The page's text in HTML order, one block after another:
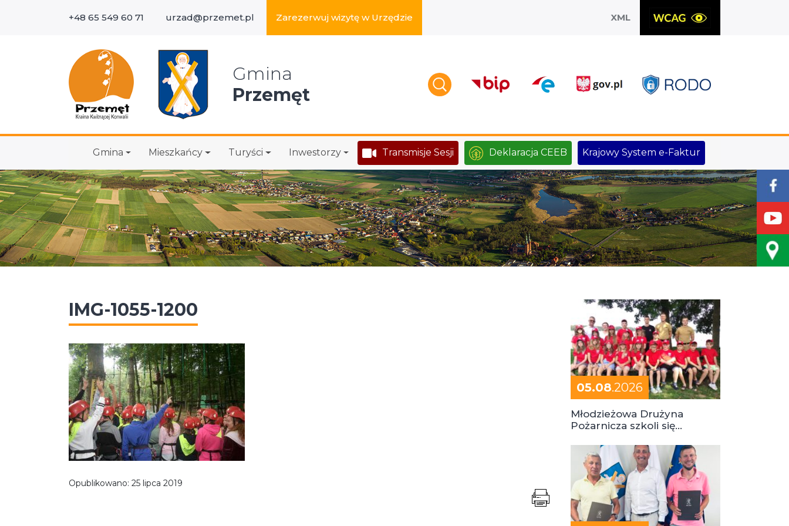
+48 65 549 60 71 urzad@przemet.pl Zarezerwuj wizytę w Urzędzie XML
Gmina
Przemęt
Gmina Mieszkańcy Turyści Inwestorzy Transmisje Sesji Deklaracja CEEB Krajowy System e-Faktur
IMG-1055-1200
Opublikowano: 25 lipca 2019
05.08.2026
Młodzieżowa Drużyna
Pożarnicza szkoli się
Wyszukaj w serwisie